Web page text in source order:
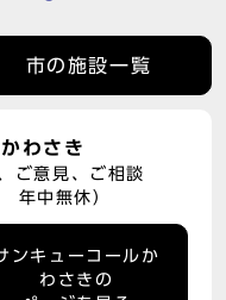
市の施設一覧
わさき
ご意見、ご相談
年中無休）
ンキューコールか
わさきの